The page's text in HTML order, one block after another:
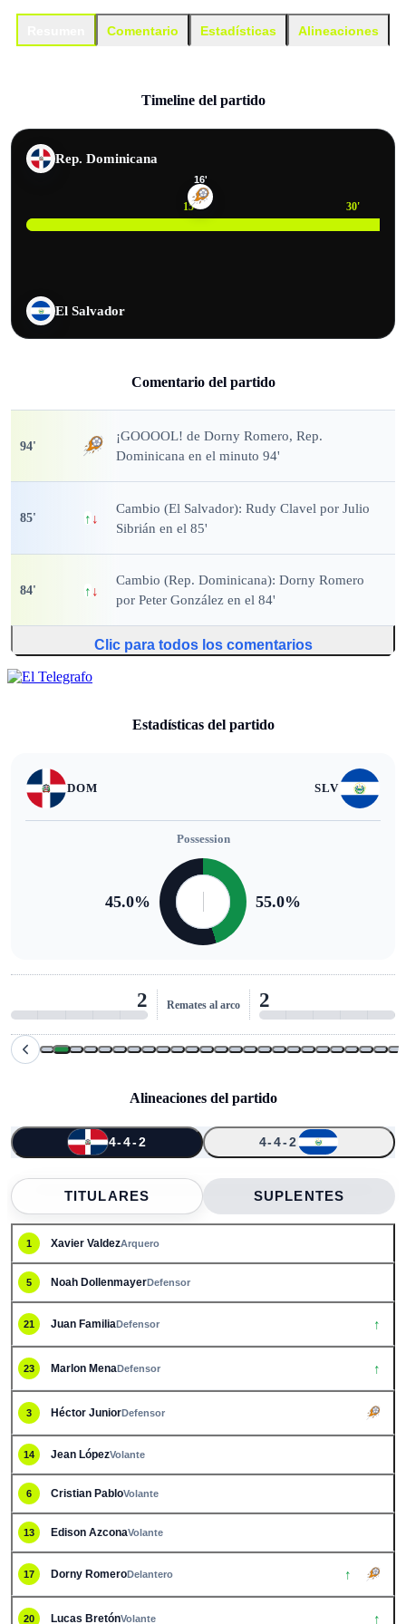
Comentario Estadísticas Alineaciones
Alineaciones del partido
4-4-2 4-4-2
↑ ↑
↑
TITULARES SUPLENTES
1 Xavier ValdezArquero
5 Noah DollenmayerDefensor
21 Juan FamiliaDefensor ↑
23 Marlon MenaDefensor ↑
3 Héctor JuniorDefensor
14 Jean LópezVolante
6 Cristian PabloVolante
13 Edison AzconaVolante
17 Dorny RomeroDelantero ↑
20 Lucas BretónVolante ↑
Timeline del partido
Rep. Dominicana
15' 30'
16'
El Salvador
Comentario del partido
94'
¡GOOOOL! de Dorny Romero, Rep.
Dominicana en el minuto 94'
85' ↑ ↓
Cambio (El Salvador): Rudy Clavel por Julio
Sibrián en el 85'
84' ↑ ↓
Cambio (Rep. Dominicana): Dorny Romero
por Peter González en el 84'
Clic para todos los comentarios
Estadísticas del partido
DOM SLV
Possession
45.0% 55.0%
2 Remates al arco 2